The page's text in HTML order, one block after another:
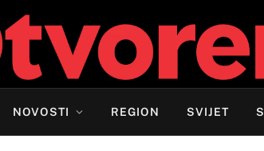
NOVOSTI REGION SVIJET